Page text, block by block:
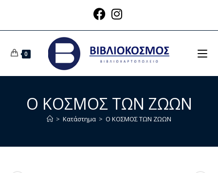
0
Ο ΚΟΣΜΟΣ ΤΩΝ ΖΩΩΝ
> Κατάστημα > Ο ΚΟΣΜΟΣ ΤΩΝ ΖΩΩΝ